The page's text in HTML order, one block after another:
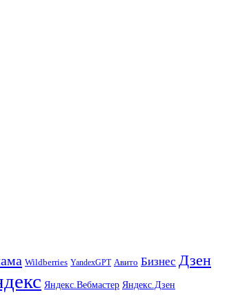
Wildberries YandexGPT Авито Бизнес Дзен
Яндекс.Вебмастер Яндекс.Дзен